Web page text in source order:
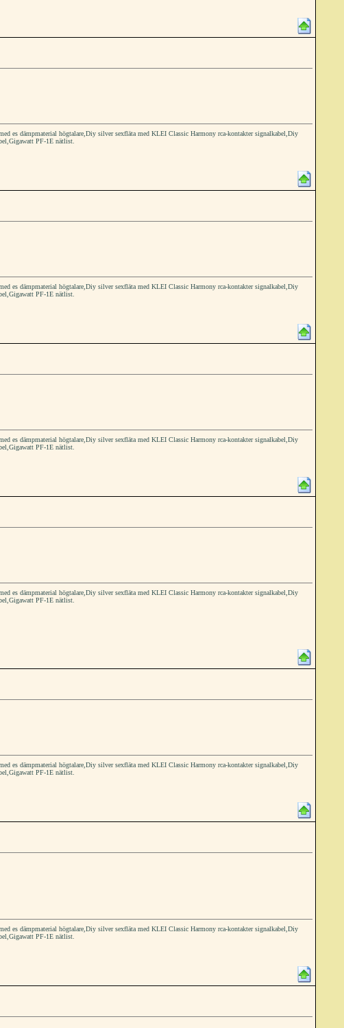
es dämpmaterial högtalare,Diy silver sexfläta med KLEI Classic Harmony rca-kontakter signalkabel,Diy
PF-1E nätlist.
es dämpmaterial högtalare,Diy silver sexfläta med KLEI Classic Harmony rca-kontakter signalkabel,Diy
PF-1E nätlist.
es dämpmaterial högtalare,Diy silver sexfläta med KLEI Classic Harmony rca-kontakter signalkabel,Diy
PF-1E nätlist.
es dämpmaterial högtalare,Diy silver sexfläta med KLEI Classic Harmony rca-kontakter signalkabel,Diy
PF-1E nätlist.
es dämpmaterial högtalare,Diy silver sexfläta med KLEI Classic Harmony rca-kontakter signalkabel,Diy
PF-1E nätlist.
es dämpmaterial högtalare,Diy silver sexfläta med KLEI Classic Harmony rca-kontakter signalkabel,Diy
PF-1E nätlist.